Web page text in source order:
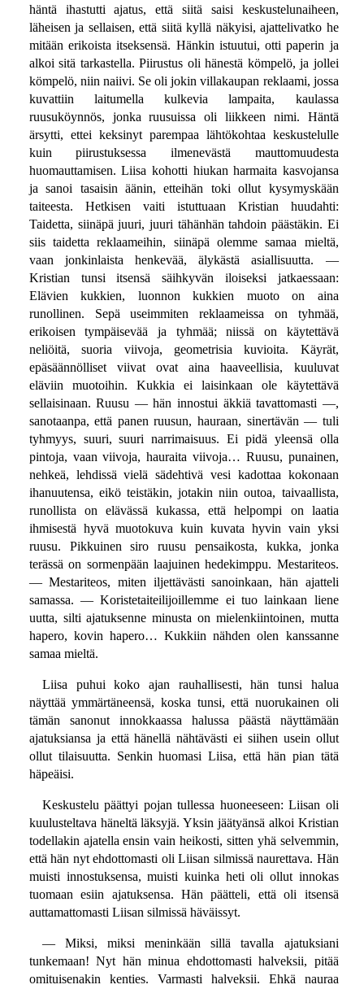
häntä ihastutti ajatus, että siitä saisi keskustelunaiheen,
läheisen ja sellaisen, että siitä kyllä näkyisi, ajattelivatko he
mitään erikoista itseksensä. Hänkin istuutui, otti paperin ja
alkoi sitä tarkastella. Piirustus oli hänestä kömpelö, ja jollei
kömpelö, niin naiivi. Se oli jokin villakaupan reklaami, jossa
kuvattiin laitumella kulkevia lampaita, kaulassa
ruusuköynnös, jonka ruusuissa oli liikkeen nimi. Häntä
ärsytti, ettei keksinyt parempaa lähtökohtaa keskustelulle
kuin piirustuksessa ilmenevästä mauttomuudesta
huomauttamisen. Liisa kohotti hiukan harmaita kasvojansa
ja sanoi tasaisin äänin, etteihän toki ollut kysymyskään
taiteesta. Hetkisen vaiti istuttuaan Kristian huudahti:
Taidetta, siinäpä juuri, juuri tähänhän tahdoin päästäkin. Ei
siis taidetta reklaameihin, siinäpä olemme samaa mieltä,
vaan jonkinlaista henkevää, älykästä asiallisuutta. —
Kristian tunsi itsensä säihkyvän iloiseksi jatkaessaan:
Elävien kukkien, luonnon kukkien muoto on aina
runollinen. Sepä useimmiten reklaameissa on tyhmää,
erikoisen tympäisevää ja tyhmää; niissä on käytettävä
neliöitä, suoria viivoja, geometrisia kuvioita. Käyrät,
epäsäännölliset viivat ovat aina haaveellisia, kuuluvat
eläviin muotoihin. Kukkia ei laisinkaan ole käytettävä
sellaisinaan. Ruusu — hän innostui äkkiä tavattomasti —,
sanotaanpa, että panen ruusun, hauraan, sinertävän — tuli
tyhmyys, suuri, suuri narrimaisuus. Ei pidä yleensä olla
pintoja, vaan viivoja, hauraita viivoja… Ruusu, punainen,
nehkeä, lehdissä vielä sädehtivä vesi kadottaa kokonaan
ihanuutensa, eikö teistäkin, jotakin niin outoa, taivaallista,
runollista on elävässä kukassa, että helpompi on laatia
ihmisestä hyvä muotokuva kuin kuvata hyvin vain yksi
ruusu. Pikkuinen siro ruusu pensaikosta, kukka, jonka
terässä on sormenpään laajuinen hedekimppu. Mestariteos.
— Mestariteos, miten iljettävästi sanoinkaan, hän ajatteli
samassa. — Koristetaiteilijoillemme ei tuo lainkaan liene
uutta, silti ajatuksenne minusta on mielenkiintoinen, mutta
hapero, kovin hapero… Kukkiin nähden olen kanssanne
samaa mieltä.
Liisa puhui koko ajan rauhallisesti, hän tunsi halua
näyttää ymmärtäneensä, koska tunsi, että nuorukainen oli
tämän sanonut innokkaassa halussa päästä näyttämään
ajatuksiansa ja että hänellä nähtävästi ei siihen usein ollut
ollut tilaisuutta. Senkin huomasi Liisa, että hän pian tätä
häpeäisi.
Keskustelu päättyi pojan tullessa huoneeseen: Liisan oli
kuulusteltava häneltä läksyjä. Yksin jäätyänsä alkoi Kristian
todellakin ajatella ensin vain heikosti, sitten yhä selvemmin,
että hän nyt ehdottomasti oli Liisan silmissä naurettava. Hän
muisti innostuksensa, muisti kuinka heti oli ollut innokas
tuomaan esiin ajatuksensa. Hän päätteli, että oli itsensä
auttamattomasti Liisan silmissä häväissyt.
— Miksi, miksi meninkään sillä tavalla ajatuksiani
tunkemaan! Nyt hän minua ehdottomasti halveksii, pitää
omituisenakin kenties. Varmasti halveksii. Ehkä nauraa